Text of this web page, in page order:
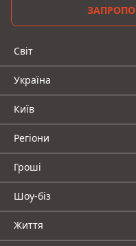
Світ
Україна
Київ
Регіони
Гроші
Шоу-біз
Життя